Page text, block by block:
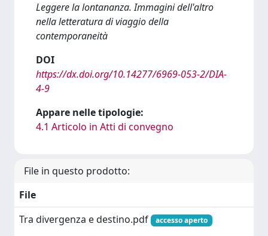
Leggere la lontananza. Immagini dell'altro
nella letteratura di viaggio della
contemporaneità
DOI
https://dx.doi.org/10.14277/6969-053-2/DIA-
4-9
Appare nelle tipologie:
4.1 Articolo in Atti di convegno
File in questo prodotto:
File
Tra divergenza e destino.pdf
accesso aperto